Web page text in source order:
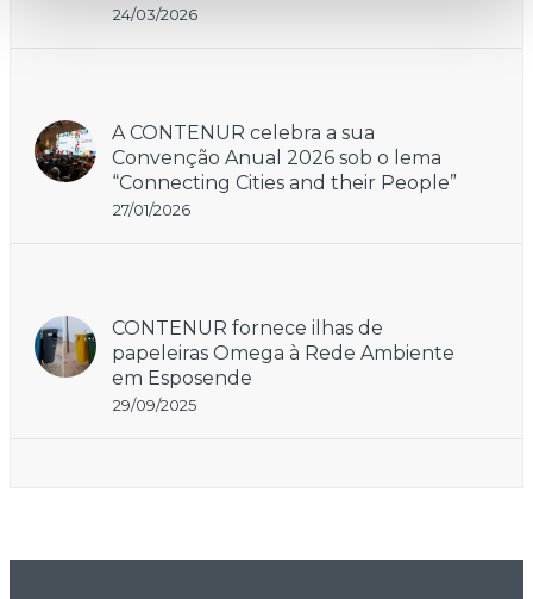
24/03/2026
A CONTENUR celebra a sua
Convenção Anual 2026 sob o lema
“Connecting Cities and their People”
27/01/2026
CONTENUR fornece ilhas de
papeleiras Omega à Rede Ambiente
em Esposende
29/09/2025